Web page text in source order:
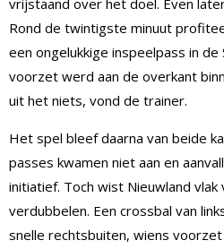
vrijstaand over het doel. Even
Rond de twintigste minuut
een ongelukkige inspeelpass in
voorzet werd aan de overkant
uit het niets, vond de trainer.
Het spel bleef daarna van beide
passes kwamen niet aan en
initiatief. Toch wist Nieuwland
verdubbelen. Een crossbal van
snelle rechtsbuiten, wiens